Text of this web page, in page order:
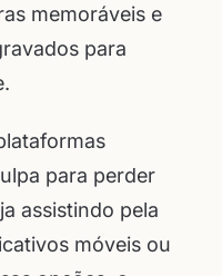
memoráveis e
para
para perder
assistindo pela
móveis ou